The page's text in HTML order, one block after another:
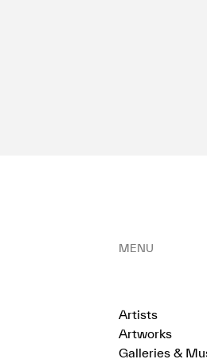
MENU
Artists
Artworks
Galleries &